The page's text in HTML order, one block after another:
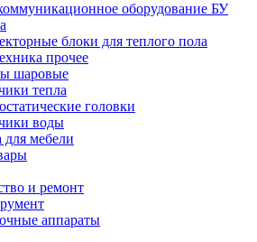
оборудование БУ
блоки для теплого пола
прочее
шаровые
тепла
головки
воды
мебели
и ремонт
аппараты